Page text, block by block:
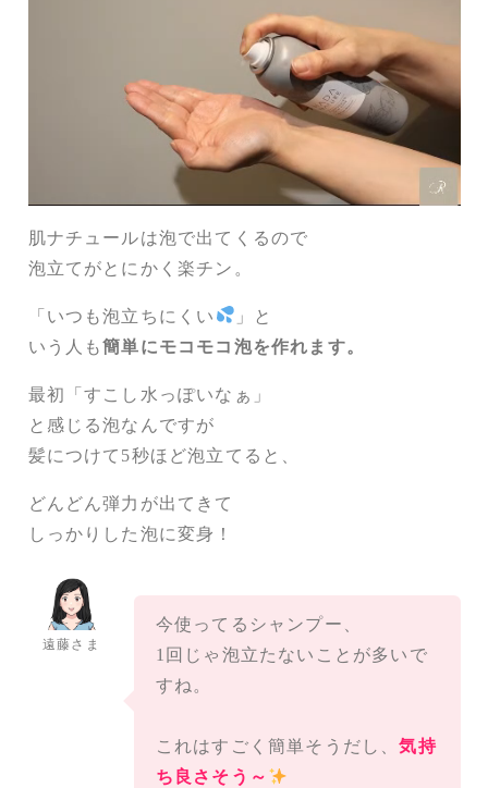
肌ナチュールは泡で出てくるので
泡立てがとにかく楽チン。
「いつも泡立ちにくい
」と
いう人も簡単にモコモコ泡を作れます。
最初「すこし水っぽいなぁ」
と感じる泡なんですが
髪につけて5秒ほど泡立てると、
どんどん弾力が出てきて
しっかりした泡に変身！
遠藤さま
今使ってるシャンプー、
1回じゃ泡立たないことが多いで
すね。
これはすごく簡単そうだし、気持
ち良さそう～